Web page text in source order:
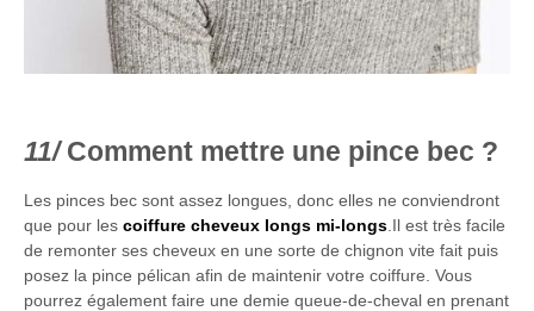
Comment mettre une pince bec ?
Les pinces bec sont assez longues, donc elles ne conviendront
que pour les coiffure cheveux longs mi-longs .Il est très facile
de remonter ses cheveux en une sorte de chignon vite fait puis
posez la pince pélican afin de maintenir votre coiffure. Vous
pourrez également faire une demie queue-de-cheval en prenant